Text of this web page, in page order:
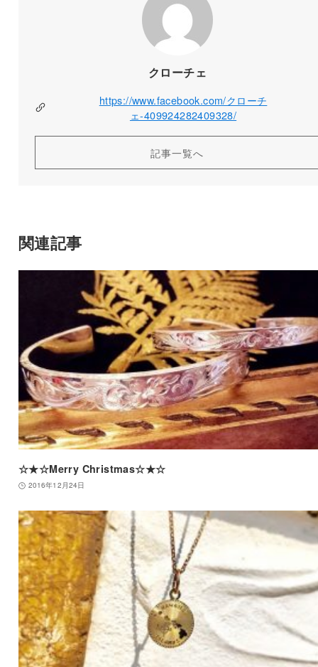
クローチェ
https://www.facebook.com/クローチ
ェ-409924282409328/
記事一覧へ
関連記事
☆★☆Merry Christmas☆★☆
2016年12月24日